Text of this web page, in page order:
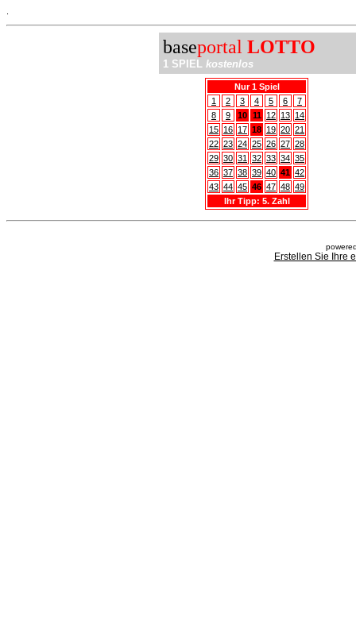
baseportal LOTTO
1 SPIEL kostenlos
Nur 1 Spiel
1
2 3 4 5 6
7
8
9 10 11 12 13 14
15 16 17 18 19 20 21
22 23 24 25 26 27 28
29 30 31 32 33 34 35
36 37 38 39 40 41 42
43 44 45 46 47 48 49
Ihr Tipp: 5. Zahl
Erstellen Sie Ihre